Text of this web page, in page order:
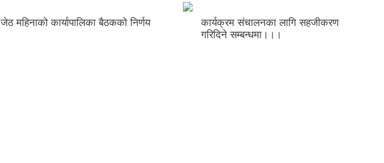
जेठ महिनाको कार्यापालिका बैठकको निर्णय
कार्यक्रम संचालनका लागि सहजीकरण
गरिदिने सम्बन्धमा।।।